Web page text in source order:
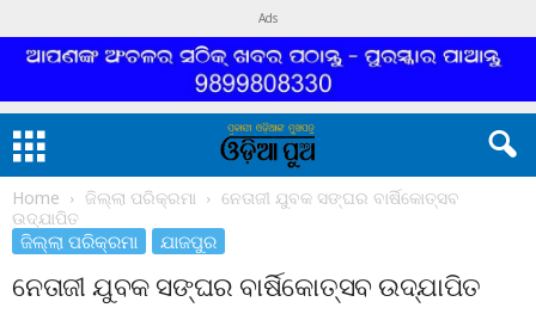
Ads
Home ଜିଲ୍ଲା ପରିକ୍ରମା
ନେତାଜୀ ଯୁବକ ସଙ୍ଘର ବାର୍ଷିକୋତ୍ସବ
ଉଦ୍‌ଯାପିତ
ଜିଲ୍ଲା ପରିକ୍ରମା ଯାଜପୁର
ନେତାଜୀ ଯୁବକ ସଙ୍ଘର ବାର୍ଷିକୋତ୍ସବ ଉଦ୍‌ଯାପିତ